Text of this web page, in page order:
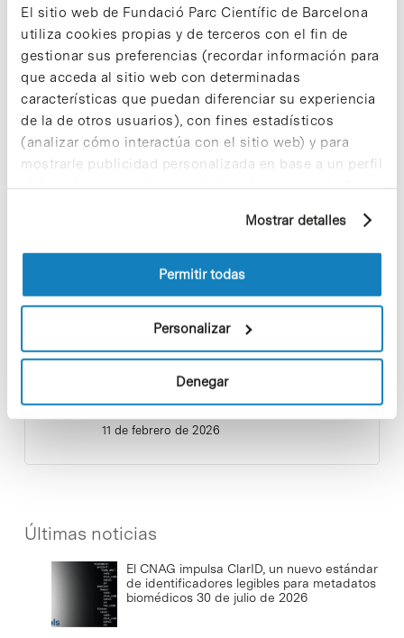
El sitio web de Fundació Parc Científic de Barcelona
utiliza cookies propias y de terceros con el fin de
gestionar sus preferencias (recordar información para
que acceda al sitio web con determinadas
características que puedan diferenciar su experiencia
de la de otros usuarios), con fines estadísticos
(analizar cómo interactúa con el sitio web) y para
mostrarle publicidad personalizada en base a un perfil
elaborado a partir de sus hábitos de navegación (por
información sobre las cookies puede consultar
la Política de cookies del sitio web.
Mostrar detalles
Permitir todas
Personalizar
Denegar
Los proyectos colectivos son
enriquecedores. ¡Participa y haz
crecer la Sostenibilidad en el PCB!
9 de septiembre de 2025
y ser una fuente de inspiración?
3 de septiembre de 2025
Salud es bienestar físico, mental y
social
11 de febrero de 2026
Últimas noticias
El CNAG impulsa ClarID, un nuevo estándar
de identificadores legibles para metadatos
biomédicos 30 de julio de 2026